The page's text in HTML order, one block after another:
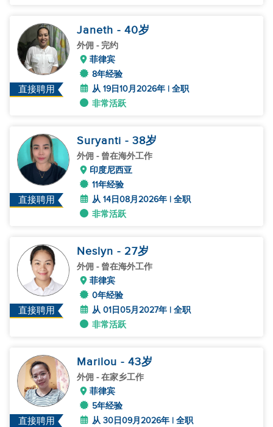
直接聘用
Janeth - 40岁
外佣 - 完约
菲律宾
8年经验
从 19日10月2026年 | 全职
非常活跃
直接聘用
Suryanti - 38岁
外佣 - 曾在海外工作
印度尼西亚
11年经验
从 14日08月2026年 | 全职
非常活跃
直接聘用
Neslyn - 27岁
外佣 - 曾在海外工作
菲律宾
0年经验
从 01日05月2027年 | 全职
非常活跃
直接聘用
Marilou - 43岁
外佣 - 在家乡工作
菲律宾
5年经验
从 30日09月2026年 | 全职